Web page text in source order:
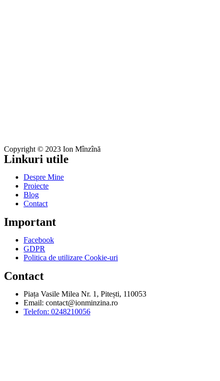
Copyright © 2023 Ion Mînzînă
Linkuri utile
Despre Mine
Proiecte
Blog
Contact
Important
Facebook
GDPR
Politica de utilizare Cookie-uri
Contact
Piața Vasile Milea Nr. 1, Pitești, 110053
Email: contact@ionminzina.ro
Telefon: 0248210056